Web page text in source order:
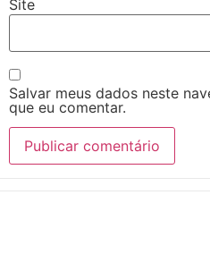
Site
Salvar meus dados neste
que eu comentar.